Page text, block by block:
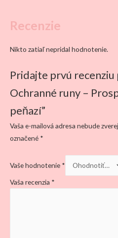
Recenzie
Nikto zatiaľ nepridal hodnotenie.
Pridajte prvú recenziu
Ochranné runy –
peňazí”
Vaša e-mailová adresa nebude
označené *
Vaše hodnotenie *
Vaša recenzia *